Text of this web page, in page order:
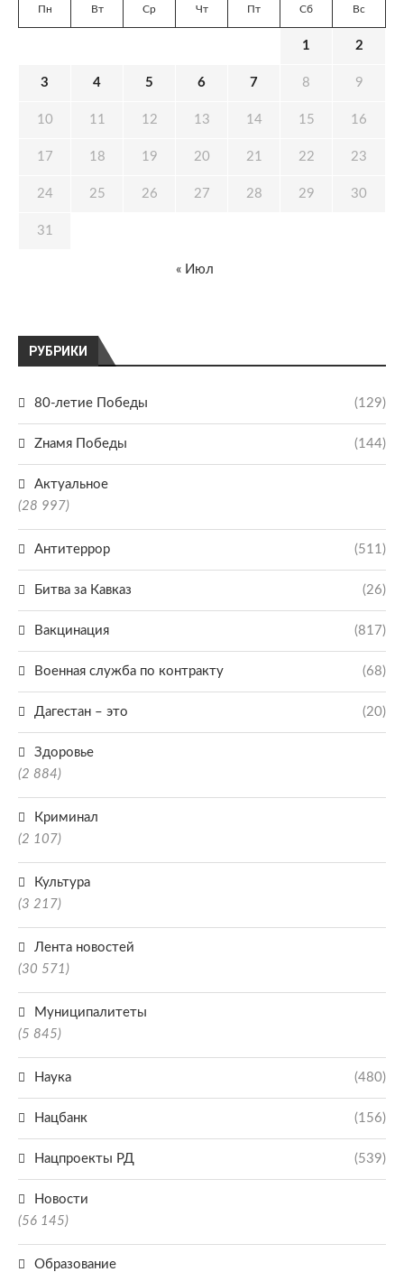
РУБРИКИ
80-летие Победы (129)
Zнамя Победы (144)
Актуальное
(28 997)
Антитеррор (511)
Битва за Кавказ (26)
Вакцинация (817)
Военная служба по контракту (68)
Дагестан – это (20)
Здоровье
(2 884)
Криминал
(2 107)
Культура
(3 217)
Лента новостей
(30 571)
Муниципалитеты
(5 845)
Наука (480)
Нацбанк (156)
Нацпроекты РД (539)
Новости
(56 145)
Образование
Пн Вт Ср Чт Пт Сб Вс
1 2
3 4 5 6 7 8 9
10 11 12 13 14 15 16
17 18 19 20 21 22 23
24 25 26 27 28 29 30
31
« Июл